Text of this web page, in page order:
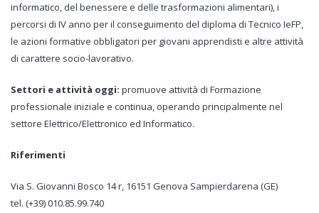
informatico, del benessere e delle trasformazioni alimentari), i
percorsi di IV anno per il conseguimento del diploma di Tecnico IeFP,
le azioni formative obbligatori per giovani apprendisti e altre attività
di carattere socio-lavorativo.
Settori e attività oggi: promuove attività di Formazione
professionale iniziale e continua, operando principalmente nel
settore Elettrico/Elettronico ed Informatico.
Riferimenti
Via S. Giovanni Bosco 14 r, 16151 Genova Sampierdarena (GE)
tel. (+39) 010.85.99.740